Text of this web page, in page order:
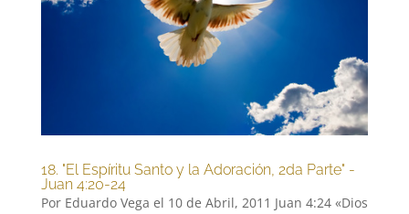
18. "El Espíritu Santo y la Adoración, 2da Parte" -
Juan 4:20-24
Por Eduardo Vega el 10 de Abril, 2011 Juan 4:24 «Dios